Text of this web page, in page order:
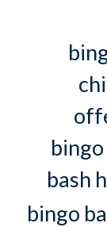
bash
bingo